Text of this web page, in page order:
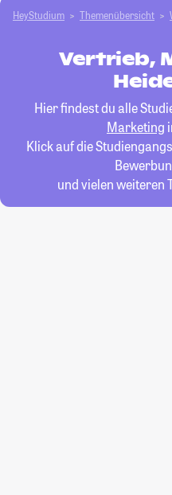
HeyStudium Themenübersicht
Vertrieb,
Hier findest du alle
Marketing
Klick auf die
und vielen weiteren